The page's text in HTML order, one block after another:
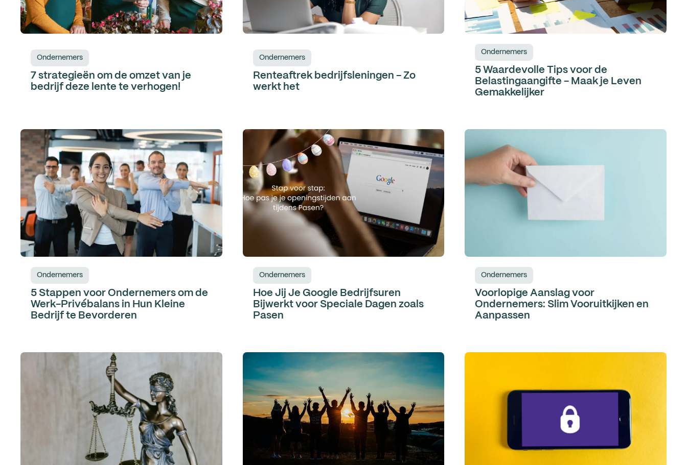
Ondernemers
7 strategieën om de omzet van je
bedrijf deze lente te verhogen!
Ondernemers
Renteaftrek bedrijfsleningen - Zo
werkt het
Ondernemers
5 Waardevolle Tips voor de
Belastingaangifte - Maak je Leven
Gemakkelijker‍
Ondernemers
5 Stappen voor Ondernemers om de
Werk-Privébalans in Hun Kleine
Bedrijf te Bevorderen
Ondernemers
Hoe Jij Je Google Bedrijfsuren
Bijwerkt voor Speciale Dagen zoals
Pasen
Ondernemers
Voorlopige Aanslag voor
Ondernemers: Slim Vooruitkijken en
Aanpassen